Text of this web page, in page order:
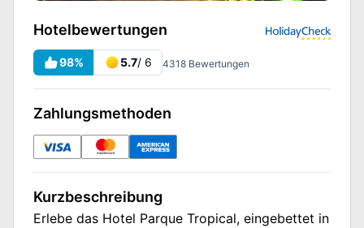
Hotelbewertungen
98% 5.7/ 6 4318 Bewertungen
Zahlungsmethoden
Kurzbeschreibung
Erlebe das Hotel Parque Tropical, eingebettet in